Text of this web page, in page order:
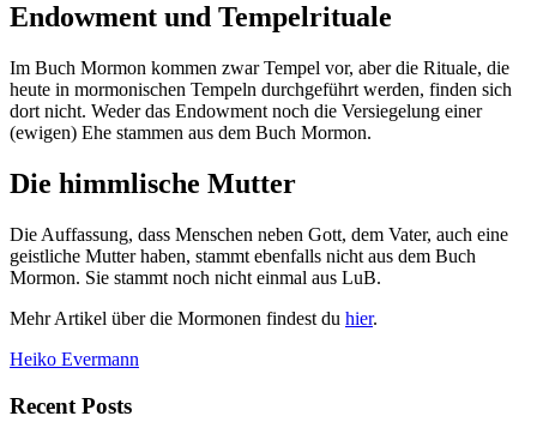
Endowment und Tempelrituale
Im Buch Mormon kommen zwar Tempel vor, aber die Rituale, die
heute in mormonischen Tempeln durchgeführt werden, finden sich
dort nicht. Weder das Endowment noch die Versiegelung einer
(ewigen) Ehe stammen aus dem Buch Mormon.
Die himmlische Mutter
Die Auffassung, dass Menschen neben Gott, dem Vater, auch eine
geistliche Mutter haben, stammt ebenfalls nicht aus dem Buch
Mormon. Sie stammt noch nicht einmal aus LuB.
Mehr Artikel über die Mormonen findest du hier.
Heiko Evermann
Recent Posts